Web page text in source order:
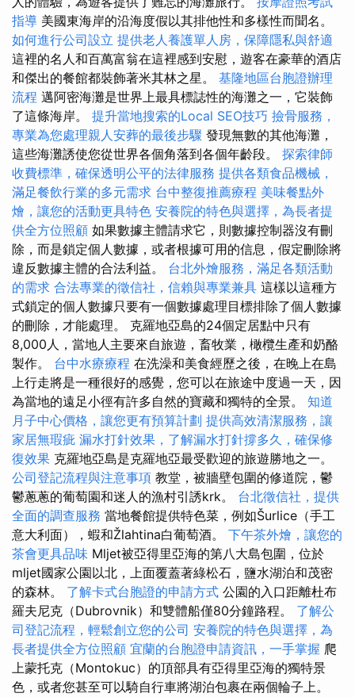
指導 美國東海岸的沿海度假以其排他性和多樣性而聞名。
如何進行公司設立 提供老人養護單人房，保障隱私與舒適
這裡的名人和百萬富翁在這裡感到安慰，遊客在豪華的酒店
和傑出的餐館都裝飾著米其林之星。 基隆地區台胞證辦理
流程 邁阿密海灘是世界上最具標誌性的海灘之一，它裝飾
了這條海岸。 提升當地搜索的Local SEO技巧 撿骨服務，
專業為您處理親人安葬的最後步驟 發現無數的其他海灘，
這些海灘誘使您從世界各個角落到各個年齡段。 探索律師
收費標準，確保透明公平的法律服務 提供各類食品機械，
滿足餐飲行業的多元需求 台中整復推薦療程 美味餐點外
燴，讓您的活動更具特色 安養院的特色與選擇，為長者提
供全方位照顧 如果數據主體請求它，則數據控制器沒有刪
除，而是鎖定個人數據，或者根據可用的信息，假定刪除將
違反數據主體的合法利益。 台北外燴服務，滿足各類活動
的需求 合法專業的徵信社，信賴與專業兼具 這樣以這種方
式鎖定的個人數據只要有一個數據處理目標排除了個人數據
的刪除，才能處理。 克羅地亞島的24個定居點中只有
8,000人，當地人主要來自旅遊，畜牧業，橄欖生產和奶酪
製作。 台中水療療程 在洗澡和美食經歷之後，在晚上在島
上行走將是一種很好的感覺，您可以在旅途中度過一天，因
為當地的遠足小徑有許多自然的寶藏和獨特的全景。 知道
月子中心價格，讓您更有預算計劃 提供高效清潔服務，讓
家居無瑕疵 漏水打針效果，了解漏水打針撐多久，確保修
復效果 克羅地亞島是克羅地亞最受歡迎的旅遊勝地之一。
公司登記流程與注意事項 教堂，被牆壁包圍的修道院，鬱
鬱蔥蔥的葡萄園和迷人的漁村引誘krk。 台北徵信社，提供
全面的調查服務 當地餐館提供特色菜，例如Šurlice（手工
意大利面），蝦和Žlahtina白葡萄酒。 下午茶外燴，讓您的
茶會更具品味 Mljet被亞得里亞海的第八大島包圍，位於
mljet國家公園以北，上面覆蓋著綠松石，鹽水湖泊和茂密
的森林。 了解卡式台胞證的申請方式 公園的入口距離杜布
羅夫尼克（Dubrovnik）和雙體船僅80分鐘路程。 了解公
司登記流程，輕鬆創立您的公司 安養院的特色與選擇，為
長者提供全方位照顧 宜蘭的台胞證申請資訊，一手掌握 爬
上蒙托克（Montokuc）的頂部具有亞得里亞海的獨特景
色，或者您甚至可以騎自行車將湖泊包裹在兩個輪子上。